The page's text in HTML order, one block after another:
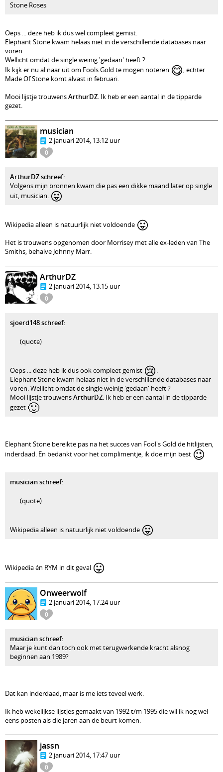
Stone Roses
Oeps ... deze heb ik dus wel compleet gemist.
Elephant Stone kwam helaas niet in de verschillende databases naar
voren.
Wellicht omdat de single weinig 'gedaan' heeft ?
Ik kijk er nu al naar uit om Fools Gold te mogen noteren 😋, echter
Made Of Stone komt alvast in februari.
Mooi lijstje trouwensArthurDZ. Ik heb er een aantal in de tipparde
gezet.
0
musician
2 januari 2014, 13:12 uur
ArthurDZ schreef:
Volgens mijn bronnen kwam die pas een dikke maand later op single
uit, musician. 😛
Wikipedia alleen is natuurlijk niet voldoende 😛
Het is trouwens opgenomen door Morrisey met alle ex-leden van The
Smiths, behalve Johnny Marr.
0
ArthurDZ
2 januari 2014, 13:15 uur
sjoerd148 schreef:
(quote)
Oeps ... deze heb ik dus ook compleet gemist 😢.
Elephant Stone kwam helaas niet in de verschillende databases naar
voren. Wellicht omdat de single weinig 'gedaan' heeft ?
Mooi lijstje trouwensArthurDZ. Ik heb er een aantal in de tipparde
gezet 🙂
Elephant Stone bereikte pas na het succes van Fool's Gold de hitlijsten,
inderdaad. En bedankt voor het complimentje, ik doe mijn best 😉
musician schreef:
(quote)
Wikipedia alleen is natuurlijk niet voldoende 😛
Wikipedia én RYM in dit geval 😛
0
Onweerwolf
2 januari 2014, 17:24 uur
musician schreef:
Maar je kunt dan toch ook met terugwerkende kracht alsnog
beginnen aan 1989?
Dat kan inderdaad, maar is me iets teveel werk.
Ik heb wekelijkse lijstjes gemaakt van 1992 t/m 1995 die wil ik nog wel
eens posten als die jaren aan de beurt komen.
0
jassn
2 januari 2014, 17:47 uur